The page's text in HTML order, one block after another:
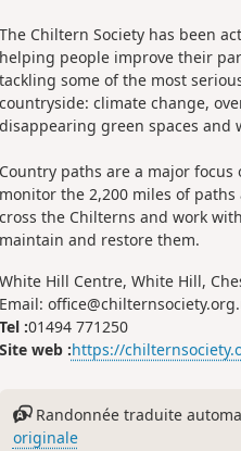
The Chiltern Society has been
helping people improve their
tackling some of the most
countryside: climate change,
disappearing green spaces and
Country paths are a major
monitor the 2,200 miles of
cross the Chilterns and work
maintain and restore them.
White Hill Centre, White Hill,
Email:
Tel :01494 771250
Site web :https://
Randonnée traduite
originale